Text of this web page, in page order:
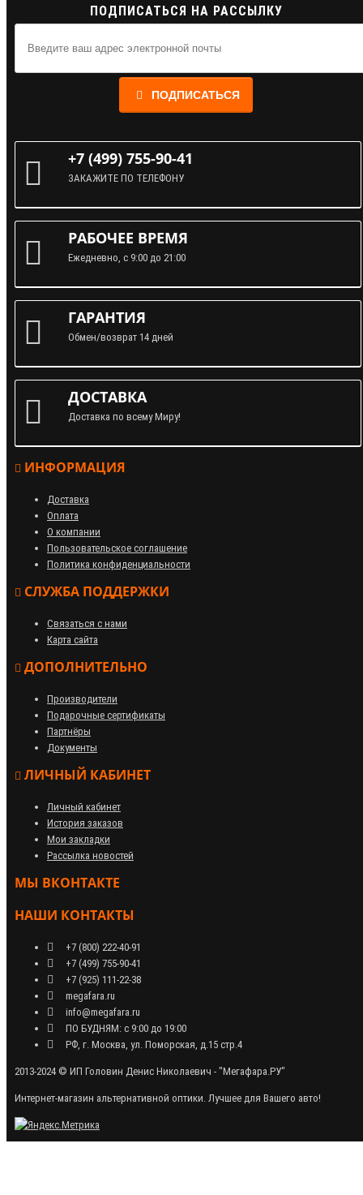
ПОДПИСАТЬСЯ НА РАССЫЛКУ
ПОДПИСАТЬСЯ
+7 (499) 755-90-41
ЗАКАЖИТЕ ПО ТЕЛЕФОНУ
РАБОЧЕЕ ВРЕМЯ
Ежедневно, с 9:00 до 21:00
ГАРАНТИЯ
Обмен/возврат 14 дней
ДОСТАВКА
Доставка по всему Миру!
ИНФОРМАЦИЯ
Доставка
Оплата
О компании
Пользовательское соглашение
Политика конфиденциальности
СЛУЖБА ПОДДЕРЖКИ
Связаться с нами
Карта сайта
ДОПОЛНИТЕЛЬНО
Производители
Подарочные сертификаты
Партнёры
Документы
ЛИЧНЫЙ КАБИНЕТ
Личный кабинет
История заказов
Мои закладки
Рассылка новостей
МЫ ВКОНТАКТЕ
НАШИ КОНТАКТЫ
+7 (800) 222-40-91
+7 (499) 755-90-41
+7 (925) 111-22-38
megafara.ru
info@megafara.ru
ПО БУДНЯМ: с 9:00 до 19:00
РФ, г. Москва, ул. Поморская, д.15 стр.4
2013-2024 © ИП Головин Денис Николаевич - "Мегафара.РУ"
Интернет-магазин альтернативной оптики. Лучшее для Вашего авто!